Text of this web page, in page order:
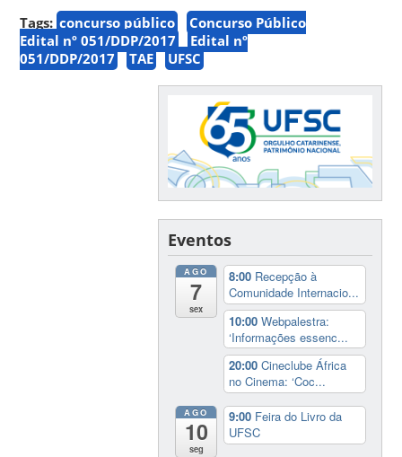
Tags: concurso público
Concurso Público
Edital nº 051/DDP/2017
Edital nº
051/DDP/2017
TAE UFSC
Eventos
AGO
7
sex
8:00 Recepção à
Comunidade Internacio...
10:00Webpalestra:
‘Informações essenc...
20:00Cineclube África
no Cinema: ‘Coc...
AGO
10
seg
9:00 Feira do Livro da
UFSC